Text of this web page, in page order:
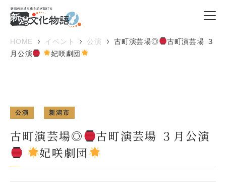
HOME イベント 公演 古町演芸場◎
古町演芸場 ３
月公演
妃咲劇団
公演 新潟市
古町演芸場◎
古町演芸場 ３月公演
妃咲劇団